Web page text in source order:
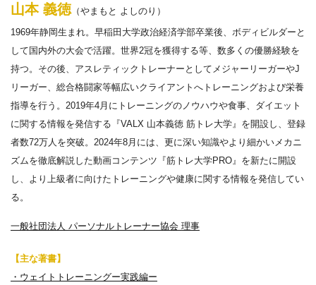
山本 義徳（やまもと よしのり）
1969年静岡生まれ。早稲田大学政治経済学部卒業後、ボディビルダーと
して国内外の大会で活躍。世界2冠を獲得する等、数多くの優勝経験を
持つ。その後、アスレティックトレーナーとしてメジャーリーガーやJ
リーガー、総合格闘家等幅広いクライアントへトレーニングおよび栄養
指導を行う。2019年4月にトレーニングのノウハウや食事、ダイエット
に関する情報を発信する『VALX 山本義徳 筋トレ大学』を開設し、登録
者数72万人を突破。2024年8月には、更に深い知識やより細かいメカニ
ズムを徹底解説した動画コンテンツ『筋トレ大学PRO』を新たに開設
し、より上級者に向けたトレーニングや健康に関する情報を発信してい
る。
一般社団法人 パーソナルトレーナー協会 理事
【主な著書】
・ウェイトトレーニングー実践編ー